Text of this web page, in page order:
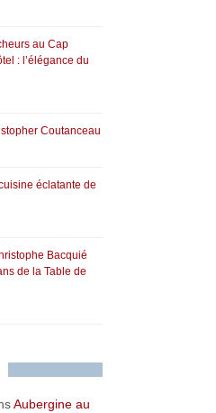
au Cap
: l’élégance du
Coutanceau
éclatante de
Bacquié
de la Table de
Aubergine au